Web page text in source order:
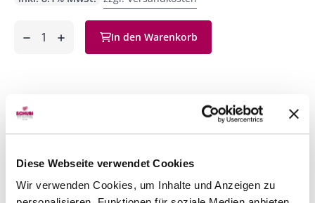
Diese Webseite verwendet Cookies
Wir verwenden Cookies, um Inhalte und Anzeigen zu
In den Warenkorb